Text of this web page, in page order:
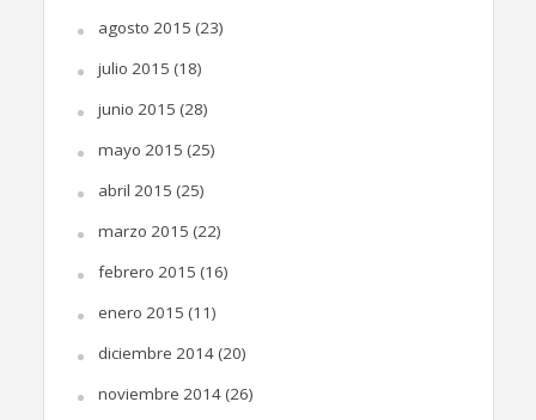
agosto 2015 (23)
julio 2015 (18)
junio 2015 (28)
mayo 2015 (25)
abril 2015 (25)
marzo 2015 (22)
febrero 2015 (16)
enero 2015 (11)
diciembre 2014(20)
noviembre 2014(26)